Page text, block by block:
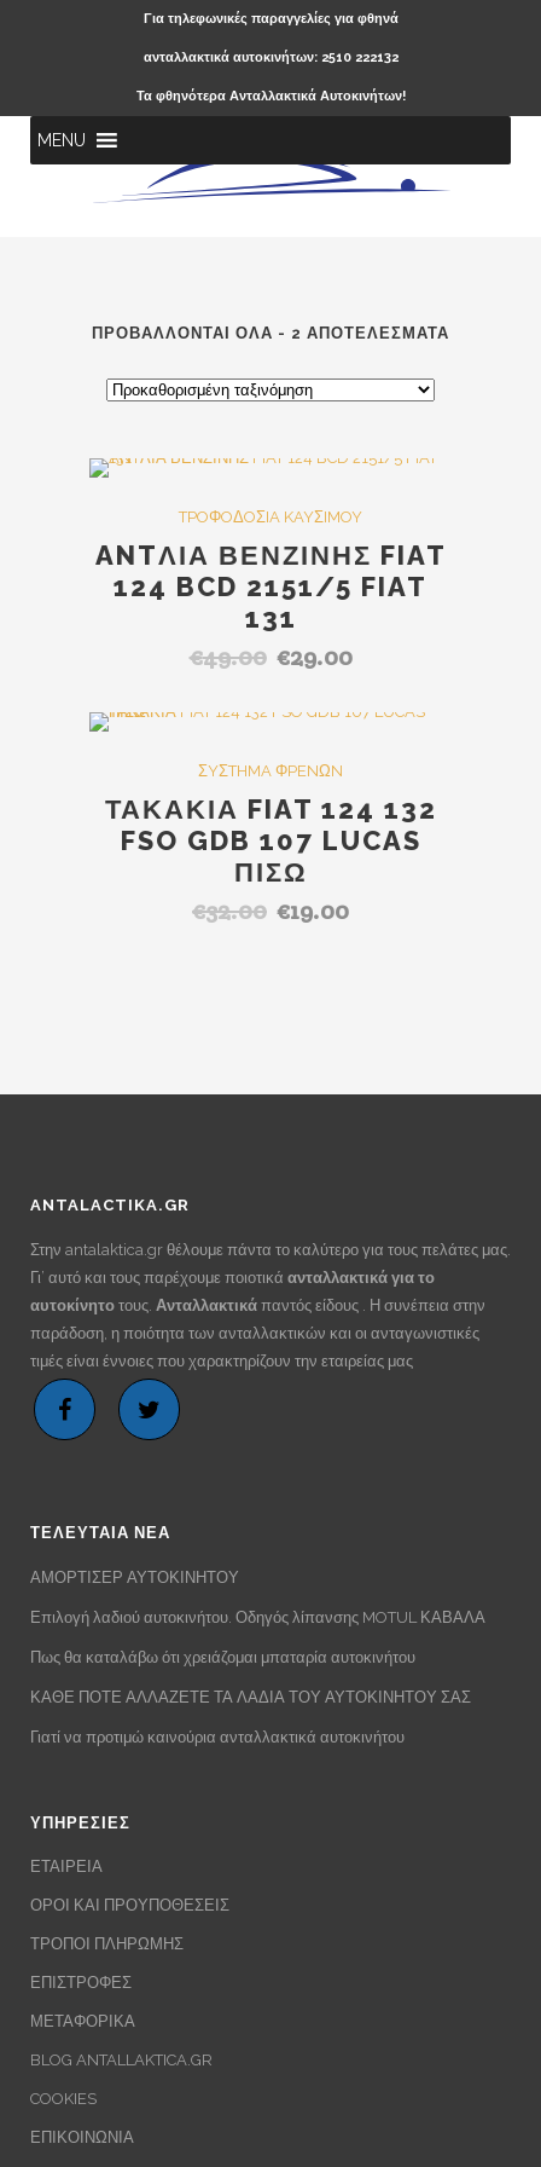
Για τηλεφωνικές παραγγελίες για φθηνά
ανταλλακτικά αυτοκινήτων: 2510 222132
Τα φθηνότερα Ανταλλακτικά Αυτοκινήτων!
MENU
ΠΡΟΒΆΛΛΟΝΤΑΙ ΌΛΑ - 2 ΑΠΟΤΕΛΈΣΜΑΤΑ
Out Of Stock
TPOΦOΔOΣIA KAYΣIMOY
ANTΛΙΑ ΒΕΝΖΙΝΗΣ FIAT
124 BCD 2151/5 FIAT
131
€49.00 Original
was:
€29.00Η
τιμή
ΣYΣTHMA ΦPENΩN
ΤΑΚΑΚΙΑ FIAT 124 132
FSO GDB 107 LUCAS
ΠΙΣΩ
€32.00 Original
€19.00Η
ANTALACTIKA.GR
Στην antalaktica.gr θέλουμε πάντα το καλύτερο για τους πελάτες μας.
Γι’ αυτό και τους παρέχουμε ποιοτικά ανταλλακτικά για το
αυτοκίνητο τους. Ανταλλακτικά παντός είδους . Η συνέπεια στην
παράδοση, η ποιότητα των ανταλλακτικών και οι ανταγωνιστικές
τιμές είναι έννοιες που χαρακτηρίζουν την εταιρείας μας
ΤΕΛΕΥΤΑΙΑ ΝΕΑ
ΑΜΟΡΤΙΣΕΡ ΑΥΤΟΚΙΝΗΤΟΥ
Επιλογή λαδιού αυτοκινήτου. Οδηγός λίπανσης MOTUL ΚΑΒΑΛΑ
Πως θα καταλάβω ότι χρειάζομαι μπαταρία αυτοκινήτου
ΚΑΘΕ ΠΟΤΕ ΑΛΛΑΖΕΤΕ ΤΑ ΛΑΔΙΑ ΤΟΥ ΑΥΤΟΚΙΝΗΤΟΥ ΣΑΣ
Γιατί να προτιμώ καινούρια ανταλλακτικά αυτοκινήτου
ΥΠΗΡΕΣΙΕΣ
ΕΤΑΙΡΕΙΑ
ΟΡΟΙ ΚΑΙ ΠΡΟΥΠΟΘΕΣΕΙΣ
ΤΡΟΠΟΙ ΠΛΗΡΩΜΗΣ
ΕΠΙΣΤΡΟΦΕΣ
ΜΕΤΑΦΟΡΙΚΑ
BLOG ANTALLAKTICA.GR
COOKIES
ΕΠΙΚΟΙΝΩΝΙΑ